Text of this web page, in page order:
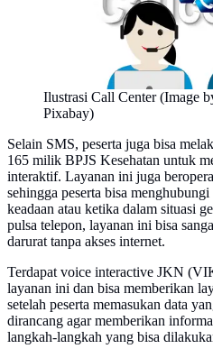
Ilustrasi Call Center (Image
Pixabay)
Selain SMS, peserta juga bisa
165 milik BPJS Kesehatan untuk
interaktif. Layanan ini juga
sehingga peserta bisa
keadaan atau ketika dalam situasi
pulsa telepon, layanan ini bisa
darurat tanpa akses internet.
Terdapat voice interactive JKN
layanan ini dan bisa memberikan
setelah peserta memasukan data
dirancang agar memberikan
langkah-langkah yang bisa